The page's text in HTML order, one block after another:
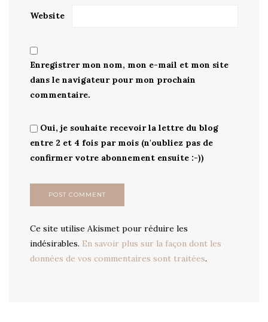
Website
Enregistrer mon nom, mon e-mail et mon site
dans le navigateur pour mon prochain
commentaire.
Oui, je souhaite recevoir la lettre du blog
entre 2 et 4 fois par mois (n'oubliez pas de
confirmer votre abonnement ensuite :-))
Ce site utilise Akismet pour réduire les
indésirables. En savoir plus sur la façon dont les
données de vos commentaires sont traitées.